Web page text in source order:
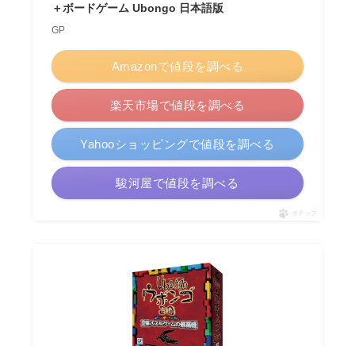
＋ボードゲーム Ubongo 日本語版
GP
Amazonで値段を調べる
楽天市場で値段を調べる
Yahooショッピングで値段を調べる
駿河屋で値段を調べる
ポチップ